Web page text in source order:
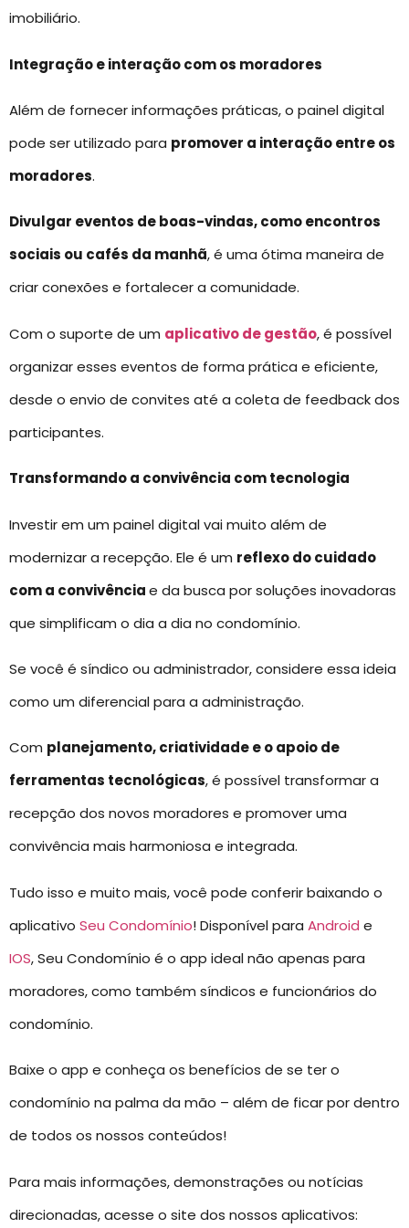
imobiliário.
Integração e interação com os moradores
Além de fornecer informações práticas, o painel digital
pode ser utilizado para promover a interação entre os
moradores.
Divulgar eventos de boas-vindas, como encontros
sociais ou cafés da manhã, é uma ótima maneira de
criar conexões e fortalecer a comunidade.
Com o suporte de um aplicativo de gestão, é possível
organizar esses eventos de forma prática e eficiente,
desde o envio de convites até a coleta de feedback dos
participantes.
Transformando a convivência com tecnologia
Investir em um painel digital vai muito além de
modernizar a recepção. Ele é um reflexo do cuidado
com a convivênciae da busca por soluções inovadoras
que simplificam o dia a dia no condomínio.
Se você é síndico ou administrador, considere essa ideia
como um diferencial para a administração.
Com planejamento, criatividade e o apoio de
ferramentas tecnológicas, é possível transformar a
recepção dos novos moradores e promover uma
convivência mais harmoniosa e integrada.
Tudo isso e muito mais, você pode conferir baixando o
aplicativo Seu Condomínio! Disponível para Android e
IOS, Seu Condomínio é o app ideal não apenas para
moradores, como também síndicos e funcionários do
condomínio.
Baixe o app e conheça os benefícios de se ter o
condomínio na palma da mão – além de ficar por dentro
de todos os nossos conteúdos!
Para mais informações, demonstrações ou notícias
direcionadas, acesse o site dos nossos aplicativos: